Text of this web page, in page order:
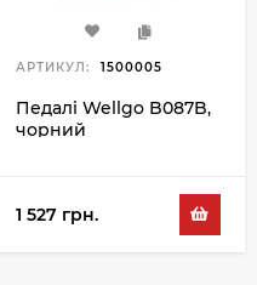
АРТИКУЛ: 1500005
Педалі Wellgo B087B,
чорний
1 527 грн.